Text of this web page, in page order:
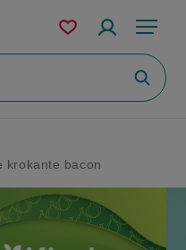
Menu
Mijn
bewaarde
krokante bacon